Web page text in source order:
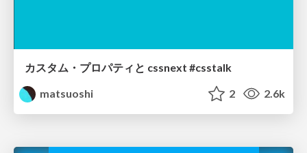
カスタム・プロパティと cssnext #csstalk
matsuoshi
2 2.6k